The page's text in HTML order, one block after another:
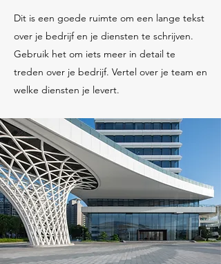
Dit is een goede ruimte om een lange tekst
over je bedrijf en je diensten te schrijven.
Gebruik het om iets meer in detail te
treden over je bedrijf. Vertel over je team en
welke diensten je levert.